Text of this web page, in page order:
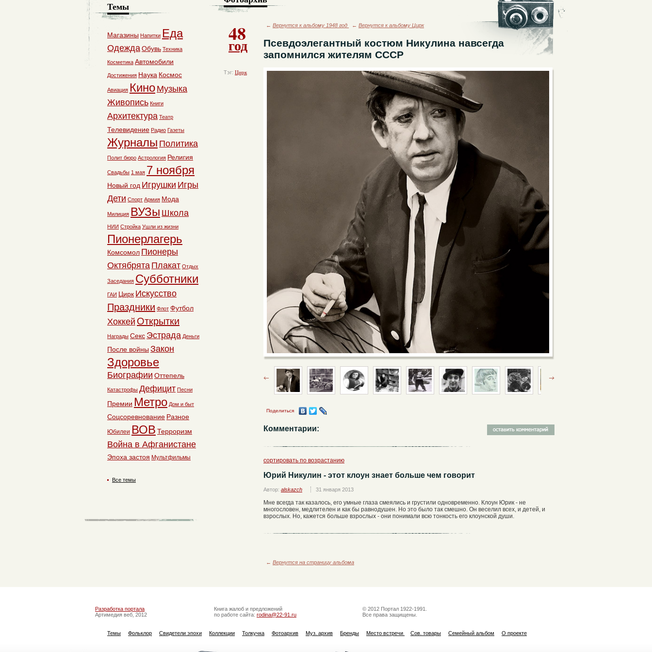
48
год
Тэг: Цирк
← Вернутся к альбому 1948 год ← Вернутся к альбому Цирк
Псевдоэлегантный костюм Никулина навсегда
запомнился жителям СССР
Поделиться
Комментарии:
сортировать по возрастанию
Юрий Никулин - этот клоун знает больше чем говорит
Автор: alskazch 31 января 2013
Мне всегда так казалось, его умные глаза смеялись и грустили одновременно. Клоун Юрик - не
многословен, медлителен и как бы равнодушен. Но это было так смешно. Он веселил всех, и детей, и
взрослых. Но, кажется больше взрослых - они понимали всю тонкость его клоунской души.
← Вернутся на страницу альбома
Темы
Магазины Напитки Еда
ОдеждаОбувь Техника
Косметика Автомобили
Достижения Наука Космос
Авиация Кино Музыка
Живопись Книги
Архитектура Театр
Телевидение Радио Газеты
Журналы Политика
Полит бюро Астрология Религия
Свадьбы 1 мая 7 ноября
Новый год Игрушки Игры
Дети Спорт Армия Мода
Милиция ВУЗы Школа
НИИ Стройка Ушли из жизни
Пионерлагерь
Комсомол Пионеры
Октябрята Плакат Отдых
Заседания Субботники
ГАИ Цирк Искусство
Праздники Флот Футбол
Хоккей Открытки
Награды Секс Эстрада Деньги
После войны Закон
Здоровье
Биографии Оттепель
Катастрофы Дефицит Песни
Премии Метро Дом и быт
Соцсоревнование Разное
Юбилеи ВОВ Терроризм
Война в Афганистане
Эпоха застоя Мультфильмы
Все темы
Разработка портала
Артимедия веб, 2012
Книга жалоб и предложений
по работе сайта: rodina@22-91.ru
© 2012 Портал 1922-1991.
Все права защищены.
Темы Фольклор Свидетели эпохи Коллекции Толкучка Фотоархив Муз. архив Бренды Место встречи Сов. товары Семейный альбом О проекте